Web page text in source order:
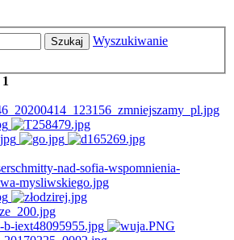
Szukaj
Wyszukiwanie
1